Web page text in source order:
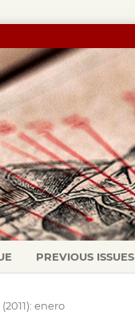
PREVIOUS ISSUES
enero